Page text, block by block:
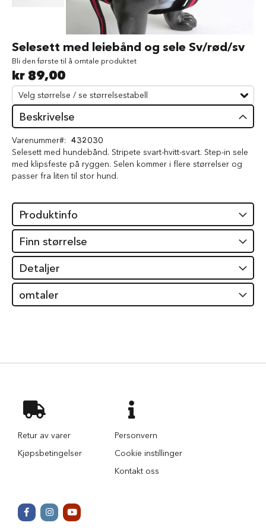
t
f
ô
r
t
i
l
h
n
d
G
i
t
e
r
i
l
h
u
y
b
e
n
i
Selesett med leiebånd og sele Sv/rød/sv
Bli den første til å omtale produktet
kr 89,00
Beskrivelse
Varenummer
432030
Selesett med hundebånd. Stripete svart-hvitt-svart. Step-in sele
med klipsfeste på ryggen. Selen kommer i flere størrelser og
passer fra liten til stor hund.
Produktinfo
Finn størrelse
Detaljer
omtaler
til
begynnelsen
av
bildegalleri
Retur av varer
Kjøpsbetingelser
Personvern
Cookie instillinger
Kontakt oss